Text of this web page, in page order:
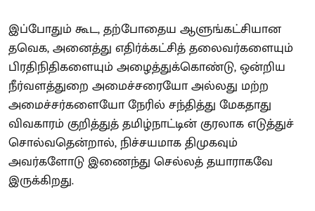
இப்போதும் கூட, தற்போதைய ஆளுங்கட்சியான
தவெக, அனைத்து எதிர்க்கட்சித் தலைவர்களையும்
பிரதிநிதிகளையும் அழைத்துக்கொண்டு, ஒன்றிய
நீர்வளத்துறை அமைச்சரையோ அல்லது மற்ற
அமைச்சர்களையோ நேரில் சந்தித்து மேகதாது
விவகாரம் குறித்துத் தமிழ்நாட்டின் குரலாக எடுத்துச்
சொல்வதென்றால், நிச்சயமாக திமுகவும்
அவர்களோடு இணைந்து செல்லத் தயாராகவே
இருக்கிறது.